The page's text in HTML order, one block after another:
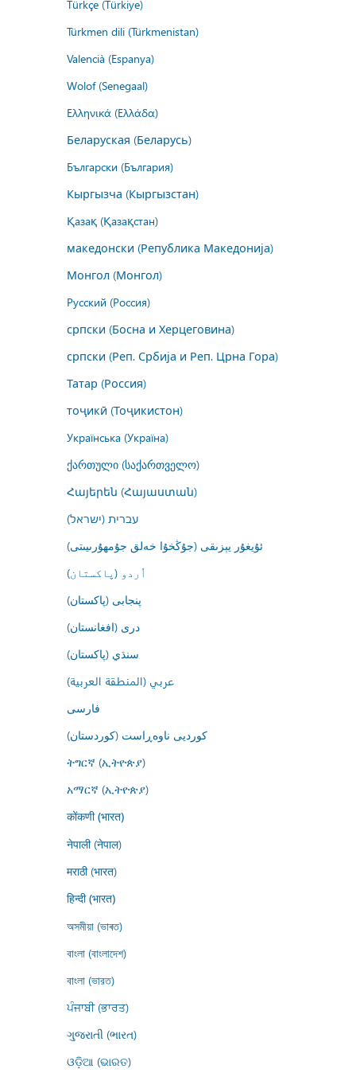
Türkçe (Türkiye)
Türkmen dili (Türkmenistan)
Valencià (Espanya)
Wolof (Senegaal)
Ελληνικά (Ελλάδα)
Беларуская (Беларусь)
Български (България)
Кыргызча (Кыргызстан)
Қазақ (Қазақстан)
македонски (Република Македонија)
Монгол (Монгол)
Русский (Россия)
српски (Босна и Херцеговина)
српски (Реп. Србија и Реп. Црна Гора)
Татар (Россия)
тоҷикӣ (Тоҷикистон)
Українська (Україна)
ქართული (საქართველო)
Հայերեն (Հայաստան)
עברית (ישראל)
ئۇيغۇر يېزىقى (جۇڭخۇا خەلق جۇمھۇرىيىتى)
اُردو (پاکستان)
پنجابی (پاکستان)
درى (افغانستان)
سنڌي (پاکستان)
عربي (المنطقة العربية)
فارسى
کوردیی ناوەڕاست (کوردستان)
ትግርኛ (ኢትዮጵያ)
አማርኛ (ኢትዮጵያ)
कोंकणी (भारत)
नेपाली (नेपाल)
मराठी (भारत)
हिन्दी (भारत)
অসমীয়া (ভাৰত)
বাংলা (বাংলাদেশ)
বাংলা (ভারত)
ਪੰਜਾਬੀ (ਭਾਰਤ)
ગુજરાતી (ભારત)
ଓଡ଼ିଆ (ଭାରତ)